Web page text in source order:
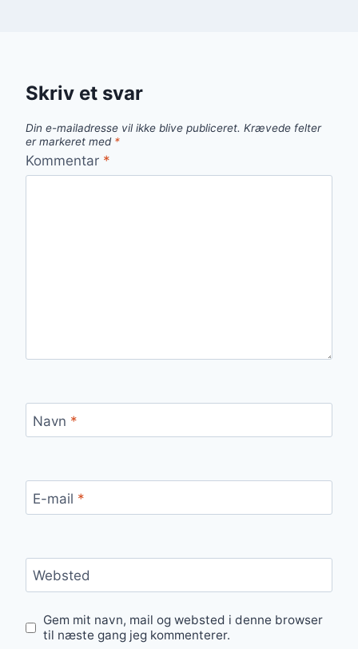
Skriv et svar
Din e-mailadresse vil ikke blive publiceret. Krævede felter
er markeret med *
Kommentar *
Navn *
E-mail *
Websted
Gem mit navn, mail og websted i denne browser
til næste gang jeg kommenterer.